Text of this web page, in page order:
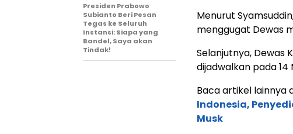
Menurut
menggugat Dewas
Selanjutnya, Dewas
dijadwalkan pada 14
Baca artikel lainnya
Indonesia,
Musk
Presiden Prabowo
Subianto Beri Pesan
Tegas ke Seluruh
Instansi: Siapa yang
Bandel, Saya akan
Tindak!